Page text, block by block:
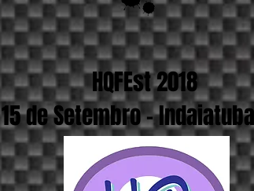
HQFEst 2018
15 de Setembro -